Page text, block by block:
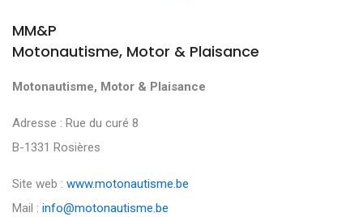
MM&P
Motonautisme, Motor & Plaisance
Motonautisme, Motor & Plaisance
Adresse : Rue du curé 8
B-1331 Rosières
Site web : www.motonautisme.be
Mail : info@motonautisme.be